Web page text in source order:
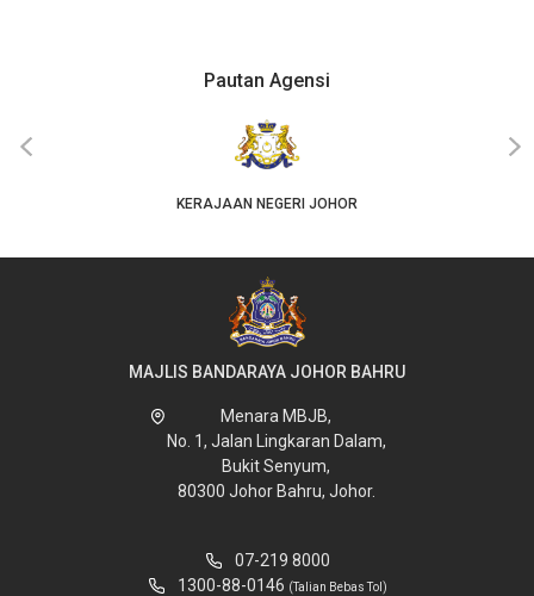
Pautan Agensi
KERAJAAN NEGERI JOHOR
‹ ›
MAJLIS BANDARAYA JOHOR BAHRU
Menara MBJB,
No. 1, Jalan Lingkaran Dalam,
Bukit Senyum,
80300 Johor Bahru, Johor.
07-219 8000
1300-88-0146 (Talian Bebas Tol)